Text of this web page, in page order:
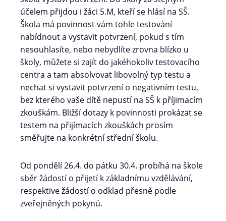
účelem přijdou i žáci 5.M, kteří se hlásí na SŠ.
Škola má povinnost vám tohle testování
nabídnout a vystavit potvrzení, pokud s tím
nesouhlasíte, nebo nebydlíte zrovna blízko u
školy, můžete si zajít do jakéhokoliv testovacího
centra a tam absolvovat libovolný typ testu a
nechat si vystavit potvrzení o negativním testu,
bez kterého vaše dítě nepustí na SŠ k příjimacím
zkouškám. Bližší dotazy k povinnosti prokázat se
testem na přijímacích zkouškách prosím
směřujte na konkrétní střední školu.
Od pondělí 26.4. do pátku 30.4. probíhá na škole
sběr žádostí o přijetí k základnímu vzdělávání,
respektive žádostí o odklad přesně podle
zveřejněných pokynů.